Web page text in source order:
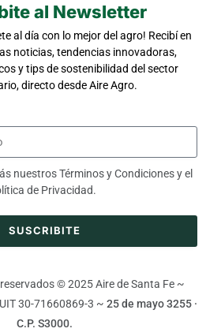
al Newsletter
al día con lo mejor del agro! Recibí en
noticias, tendencias innovadoras,
y tips de sostenibilidad del sector
directo desde Aire Agro.
nuestrosTérminos y Condicionesy el
de Privacidad.
SUSCRIBITE
© 2025 Aire de Santa Fe ~
30-71660869-3 ~ 25 de mayo 3255 ·
C.P. S3000.